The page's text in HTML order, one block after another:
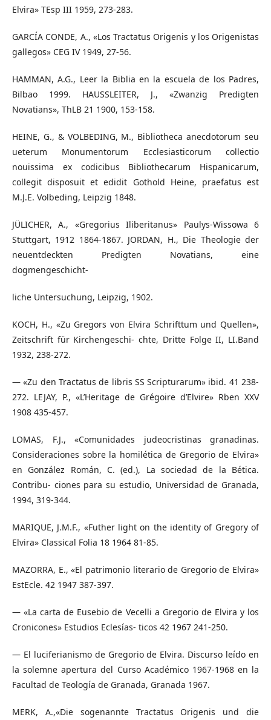
Elvira» TEsp III 1959, 273-283.
GARCÍA CONDE, A., «Los Tractatus Origenis y los Origenistas
gallegos» CEG IV 1949, 27-56.
HAMMAN, A.G., Leer la Biblia en la escuela de los Padres,
Bilbao 1999. HAUSSLEITER, J., «Zwanzig Predigten
Novatians», ThLB 21 1900, 153-158.
HEINE, G., & VOLBEDING, M., Bibliotheca anecdotorum seu
ueterum Monumentorum Ecclesiasticorum collectio
nouissima ex codicibus Bibliothecarum Hispanicarum,
collegit disposuit et edidit Gothold Heine, praefatus est
M.J.E. Volbeding, Leipzig 1848.
JÜLICHER, A., «Gregorius Iliberitanus» Paulys-Wissowa 6
Stuttgart, 1912 1864-1867. JORDAN, H., Die Theologie der
neuentdeckten Predigten Novatians, eine
dogmengeschicht-
liche Untersuchung, Leipzig, 1902.
KOCH, H., «Zu Gregors von Elvira Schrifttum und Quellen»,
Zeitschrift für Kirchengeschi- chte, Dritte Folge II, LI.Band
1932, 238-272.
— «Zu den Tractatus de libris SS Scripturarum» ibid. 41 238-
272. LEJAY, P., «L’Heritage de Grégoire d’Elvire» Rben XXV
1908 435-457.
LOMAS, F.J., «Comunidades judeocristinas granadinas.
Consideraciones sobre la homilética de Gregorio de Elvira»
en González Román, C. (ed.), La sociedad de la Bética.
Contribu- ciones para su estudio, Universidad de Granada,
1994, 319-344.
MARIQUE, J.M.F., «Futher light on the identity of Gregory of
Elvira» Classical Folia 18 1964 81-85.
MAZORRA, E., «El patrimonio literario de Gregorio de Elvira»
EstEcle. 42 1947 387-397.
— «La carta de Eusebio de Vecelli a Gregorio de Elvira y los
Cronicones» Estudios Eclesías- ticos 42 1967 241-250.
— El luciferianismo de Gregorio de Elvira. Discurso leído en
la solemne apertura del Curso Académico 1967-1968 en la
Facultad de Teología de Granada, Granada 1967.
MERK, A.,«Die sogenannte Tractatus Origenis und die